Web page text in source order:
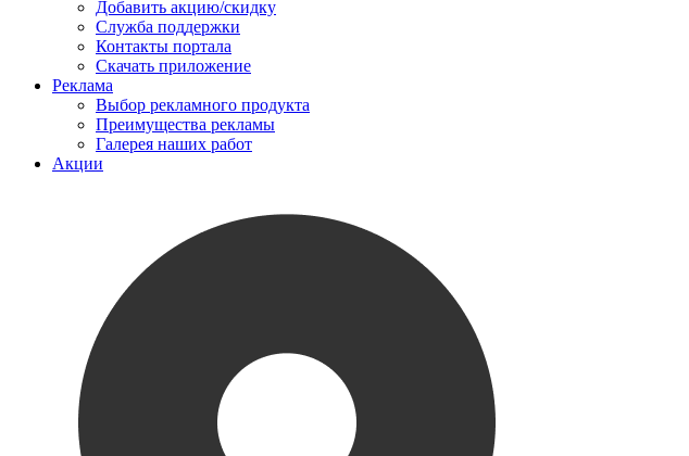
Добавить акцию/скидку
Служба поддержки
Контакты портала
Скачать приложение
Реклама
Выбор рекламного продукта
Преимущества рекламы
Галерея наших работ
Акции